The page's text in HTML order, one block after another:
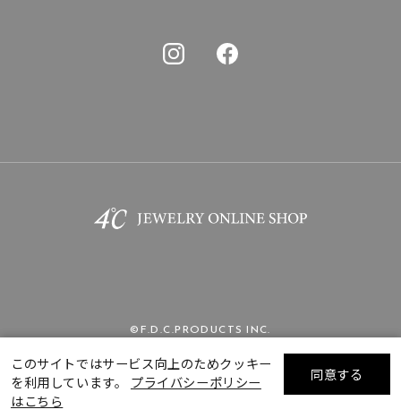
絞り込んで検索する
©F.D.C.PRODUCTS INC.
このサイトではサービス向上のためクッキー
を利用しています。 プライバシーポリシー
はこちら
同意する